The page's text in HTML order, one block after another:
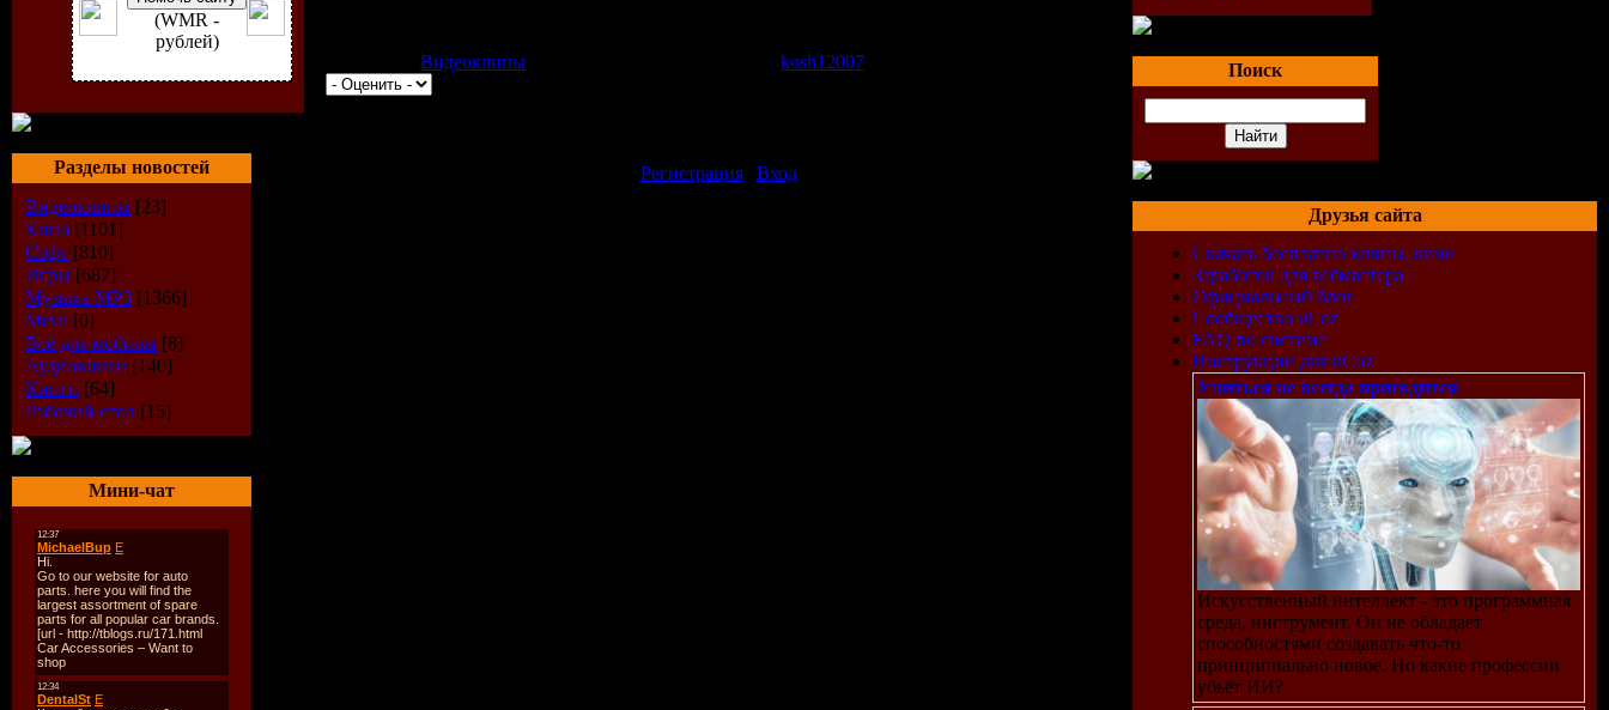
(WMR -
рублей)
Разделы новостей
Видеоклипы [23]
Кино [1101]
Софт [810]
Игры [687]
Музыка МР3 [1366]
Metal [0]
Всё для мобилы [8]
Аудиокниги [140]
Книги [64]
Рабочий стол [15]
Мини-чат
Видеоклипы kosh12007
Регистрация| Вход]
Поиск
Друзья сайта
Скачать бесплатно клипы, кино
Заработок для вебмастера
Официальный блог
Сообщество uCoz
FAQ по системе
Инструкции для uCoz
Учиться не всегда пригодится
Искусственный интеллект - это программная
среда, инструмент. Он не обладает
способностями создавать что-то
принципиально новое. Но какие профессии
убьёт ИИ?